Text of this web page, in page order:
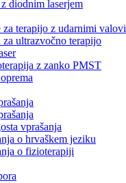
diodnim laserjem
za terapijo z udarnimi valovi
za ultrazvočno terapijo
z zanko PMST
vprašanja
o hrvaškem jeziku
o fizioterapiji